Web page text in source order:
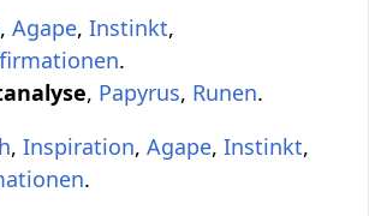
,Agape,Instinkt,
.
, Papyrus, Runen.
,Inspiration,Agape,Instinkt,
.